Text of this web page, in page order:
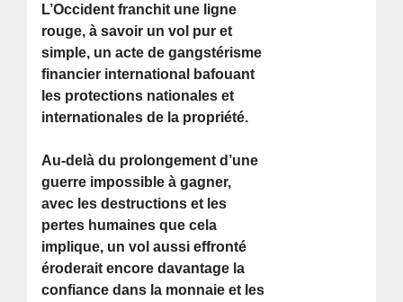
L’Occident franchit une ligne
rouge, à savoir un vol pur et
simple, un acte de gangstérisme
financier international bafouant
les protections nationales et
internationales de la propriété.
Au-delà du prolongement d’une
guerre impossible à gagner,
avec les destructions et les
pertes humaines que cela
implique, un vol aussi effronté
éroderait encore davantage la
confiance dans la monnaie et les